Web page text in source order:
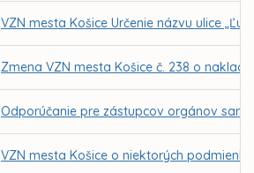
VZN mesta Košice Určenie názvu ulice
Zmena VZN mesta Košice č. 238 o
Odporúčanie pre zástupcov orgánov
VZN mesta Košice o niektorých